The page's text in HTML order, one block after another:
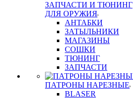
ЗАПЧАСТИ И ТЮНИНГ
ДЛЯ ОРУЖИЯ
АНТАБКИ
ЗАТЫЛЬНИКИ
МАГАЗИНЫ
СОШКИ
ТЮНИНГ
ЗАПЧАСТИ
ПАТРОНЫ НАРЕЗНЫЕ
BLASER